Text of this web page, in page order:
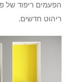
הפעמים ריפוד של
ריהוט חדשים.